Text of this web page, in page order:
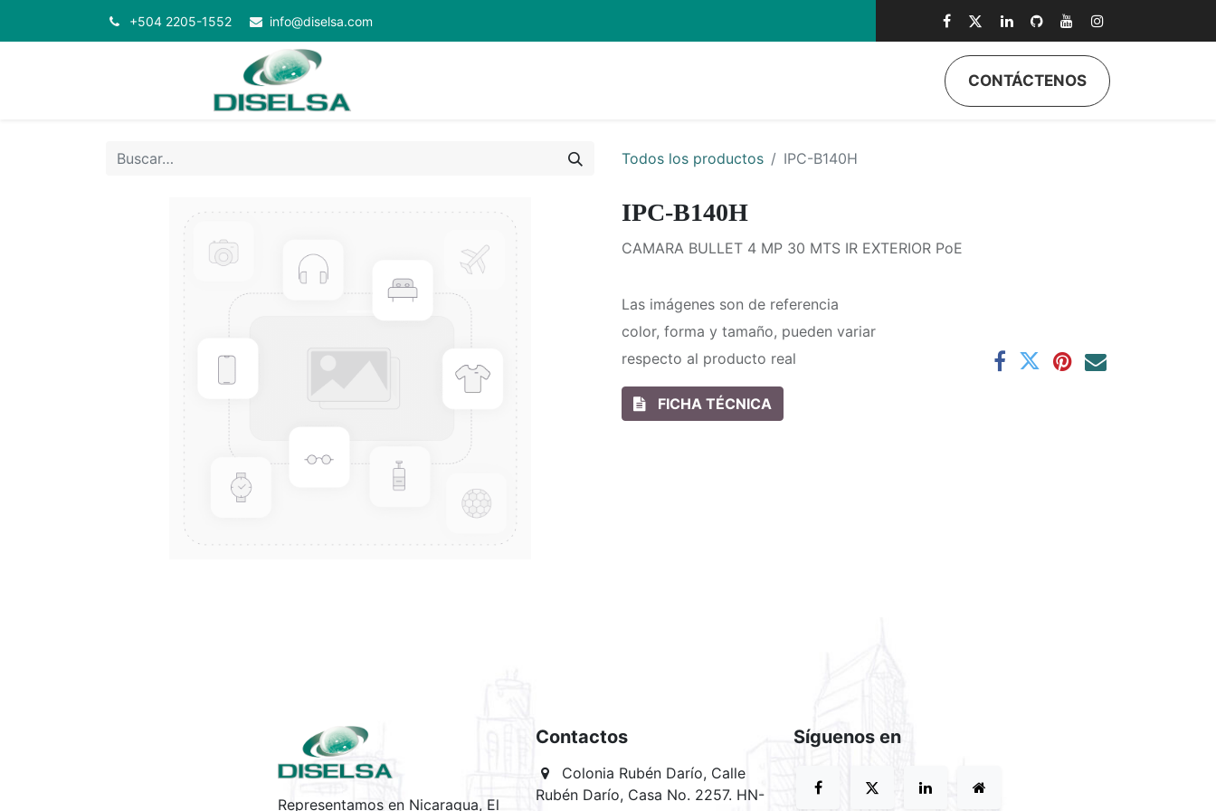
+504 2205-1552 info@diselsa.com
Quiénes Somos Eventos Soporte
CONTÁCTENOS
Todos los productos IPC-B140H
IPC-B140H
CAMARA BULLET 4 MP 30 MTS IR EXTERIOR PoE
Las imágenes son de referencia
color, forma y tamaño, pueden variar
respecto al producto real
FICHA TÉCNICA
Representamos en Nicaragua, El
Contactos
Colonia Rubén Darío, Calle
Rubén Darío, Casa No. 2257. HN-
Síguenos en